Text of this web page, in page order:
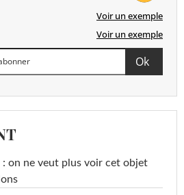
Voir un exemple
Voir un exemple
: on ne veut plus voir cet objet